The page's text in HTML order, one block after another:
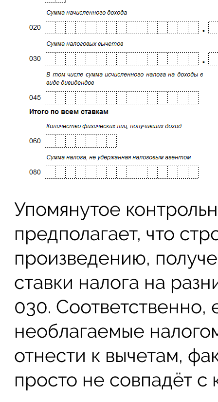
Упомянутое
предполагает, что
произведению,
ставки налога на
030. Соответственно,
необлагаемые
отнести к вычетам,
просто не совпадёт с